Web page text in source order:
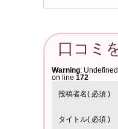
口コミ
Warning :
on line 172
投稿者名( 必須 )
タイトル( 必須 )